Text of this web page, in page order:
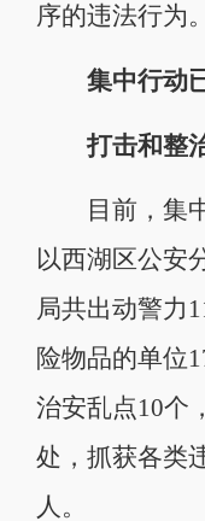
序的违法行为。
集中行动已
打击和整治
目前，集中
以西湖区公安
局共出动警力
险物品的单位
治安乱点10个
处，抓获各类
人。